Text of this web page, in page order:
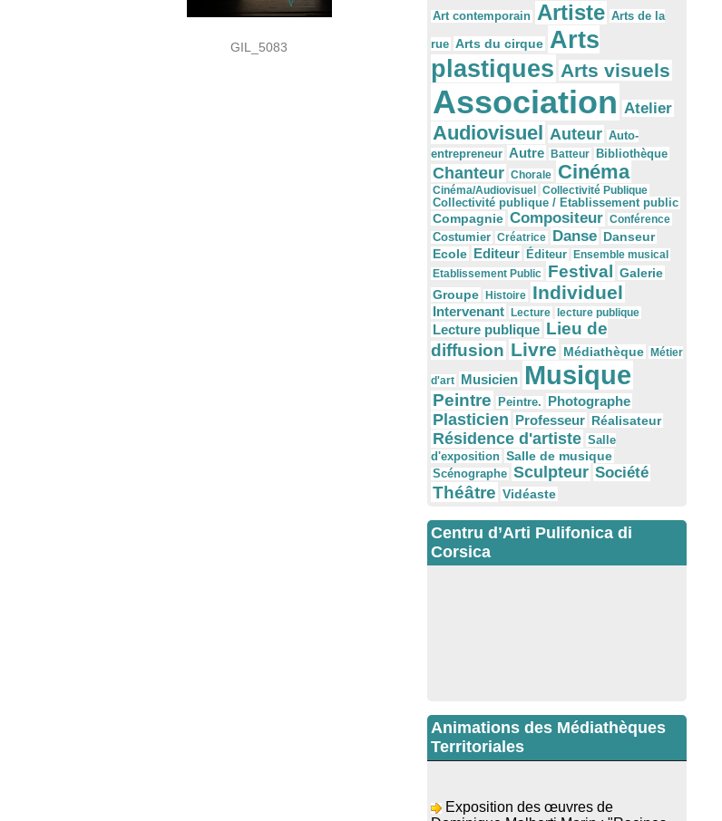
GIL_5083
Art contemporain Artiste Arts de la
rue Arts du cirque Arts
plastiques Arts visuels
Association Atelier
Audiovisuel Auteur Auto-
entrepreneur Autre Batteur Bibliothèque
Chanteur Chorale Cinéma
Cinéma/Audiovisuel
Collectivité Publique
Collectivité publique / Etablissement public
Compagnie Compositeur Conférence
Costumier Créatrice Danse Danseur
Ecole Editeur Éditeur
Ensemble musical
Etablissement Public Festival Galerie
Groupe
Histoire Individuel
Intervenant Lecture lecture publique
Lecture publique Lieu de
diffusion Livre Médiathèque Métier
d'art Musicien Musique
Peintre Peintre. Photographe
Plasticien Professeur Réalisateur
Résidence d'artiste Salle
d'exposition Salle de musique
Scénographe Sculpteur Société
Théâtre Vidéaste
Centru d’Arti Pulifonica di
Corsica
Animations des Médiathèques
Territoriales
Dominique Malberti Morin : "Racines,